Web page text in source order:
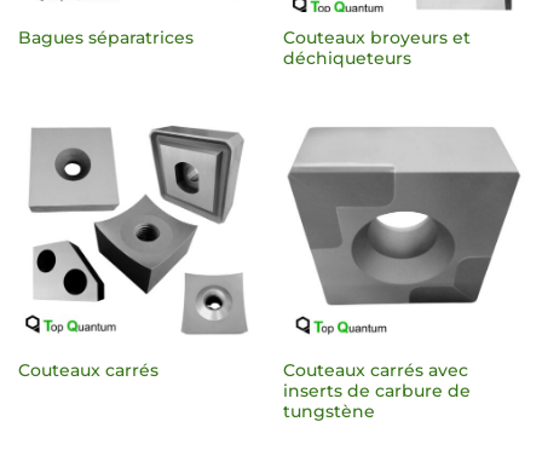
Bagues séparatrices
Couteaux broyeurs et
déchiqueteurs
Couteaux carrés
Couteaux carrés avec
inserts de carbure de
tungstène